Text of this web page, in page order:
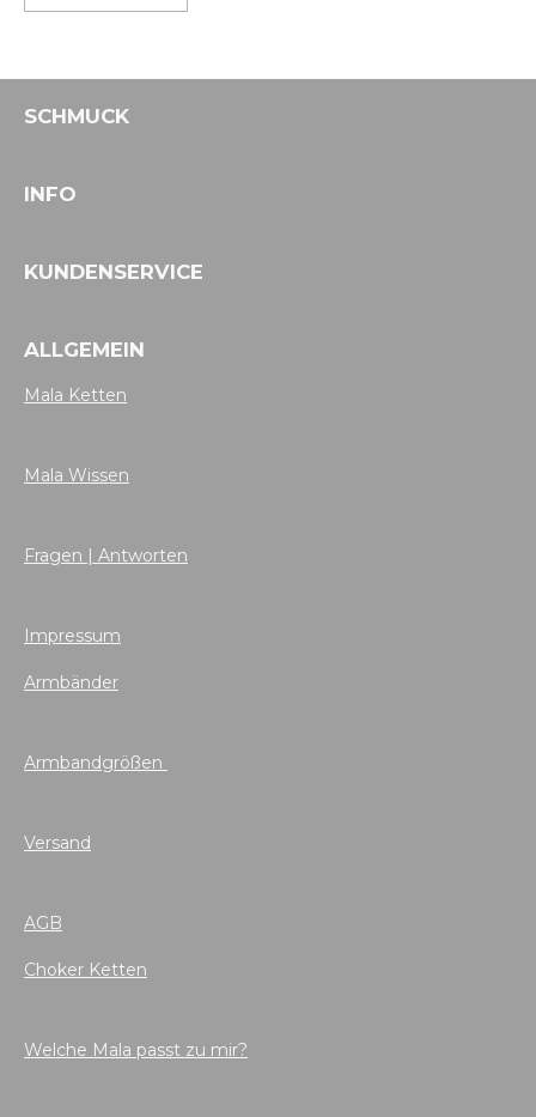
SCHMUCK
INFO
KUNDENSERVICE
ALLGEMEIN
Mala Ketten
Mala Wissen
Fragen | Antworten
Impressum
Armbänder
Armbandgrößen
Versand
AGB
Choker Ketten
Welche Mala passt zu mir?